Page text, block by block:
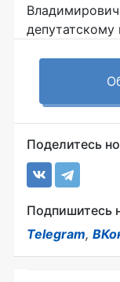
депутатскому
Поделитесь
Подпишитесь
Telegram,